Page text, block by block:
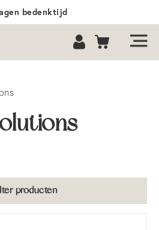
bedenktijd
producten